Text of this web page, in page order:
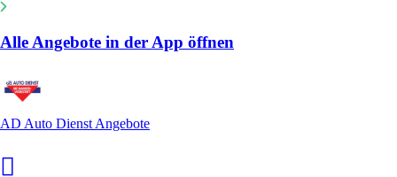
Alle Angebote in der App öffnen
AD Auto Dienst Angebote